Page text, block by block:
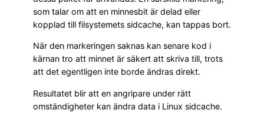
som talar om att en minnesbit är delad eller
kopplad till filsystemets sidcache, kan tappas bort.
När den markeringen saknas kan senare kod i
kärnan tro att minnet är säkert att skriva till, trots
att det egentligen inte borde ändras direkt.
Resultatet blir att en angripare under rätt
omständigheter kan ändra data i Linux sidcache.